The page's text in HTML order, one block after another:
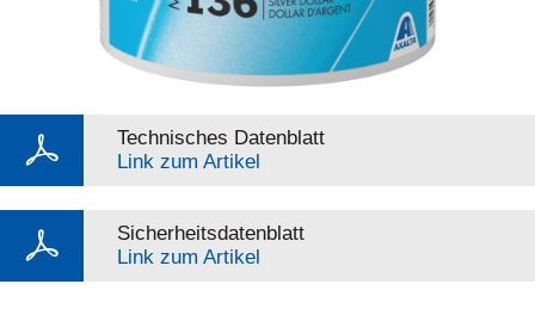
Technisches Datenblatt
Link zum Artikel
Sicherheitsdatenblatt
Link zum Artikel